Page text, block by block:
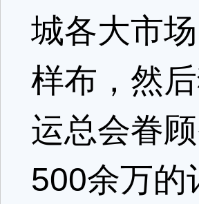
城各大市
样布，然
运总会眷
500余万的